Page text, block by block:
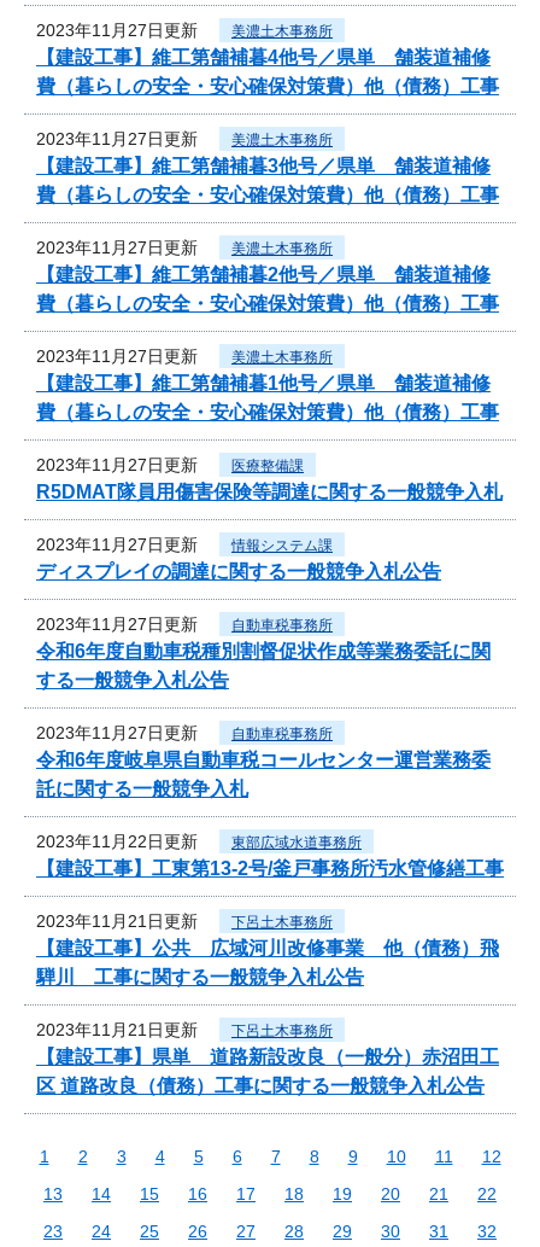
2023年11月27日更新 美濃土木事務所
【建設工事】維工第舗補暮4他号／県単 舗装道補修
費（暮らしの安全・安心確保対策費）他（債務）工事
2023年11月27日更新 美濃土木事務所
【建設工事】維工第舗補暮3他号／県単 舗装道補修
費（暮らしの安全・安心確保対策費）他（債務）工事
2023年11月27日更新 美濃土木事務所
【建設工事】維工第舗補暮2他号／県単 舗装道補修
費（暮らしの安全・安心確保対策費）他（債務）工事
2023年11月27日更新 美濃土木事務所
【建設工事】維工第舗補暮1他号／県単 舗装道補修
費（暮らしの安全・安心確保対策費）他（債務）工事
2023年11月27日更新 医療整備課
R5DMAT隊員用傷害保険等調達に関する一般競争入札
2023年11月27日更新 情報システム課
ディスプレイの調達に関する一般競争入札公告
2023年11月27日更新 自動車税事務所
令和6年度自動車税種別割督促状作成等業務委託に関
する一般競争入札公告
2023年11月27日更新 自動車税事務所
令和6年度岐阜県自動車税コールセンター運営業務委
託に関する一般競争入札
2023年11月22日更新 東部広域水道事務所
【建設工事】工東第13-2号/釜戸事務所汚水管修繕工事
2023年11月21日更新 下呂土木事務所
【建設工事】公共 広域河川改修事業 他（債務）飛
騨川 工事に関する一般競争入札公告
2023年11月21日更新 下呂土木事務所
【建設工事】県単 道路新設改良（一般分）赤沼田工
区 道路改良（債務）工事に関する一般競争入札公告
1 2 3 4 5 6 7 8 9 10 11
12
13
14 15 16 17 18 19 20 21
22
23
24 25 26 27 28 29 30 31
32